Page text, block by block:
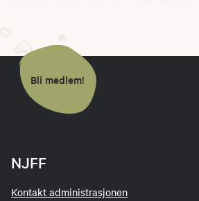
Bli medlem!
NJFF
Kontakt administrasjonen